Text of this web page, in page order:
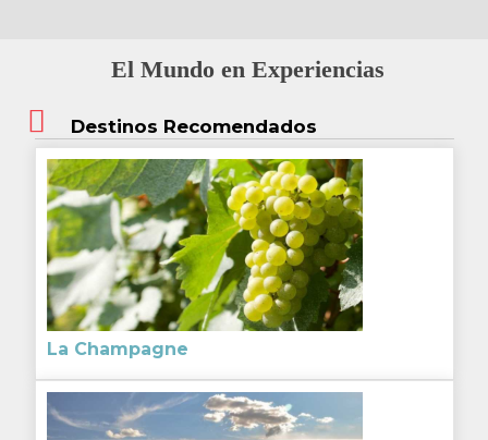
El Mundo en Experiencias
Destinos Recomendados
La Champagne